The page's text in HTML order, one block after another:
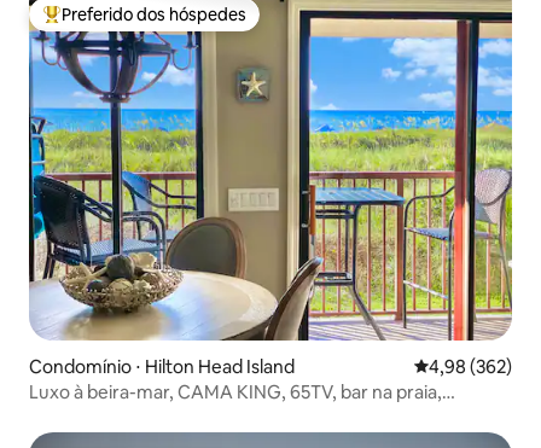
Entre os melhores preferidos dos hóspedes
Preferido dos hóspedes
Condomínio ⋅ Hilton Head Island 4,98 de uma
4,98 (362)
Luxo à beira-mar, CAMA KING, 65TV, bar na praia,